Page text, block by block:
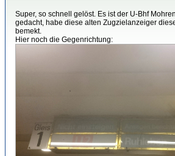
Super, so schnell gelöst. Es ist der U-Bhf
gedacht, habe diese alten Zugzielanzeiger
bemekt.
Hier noch die Gegenrichtung: